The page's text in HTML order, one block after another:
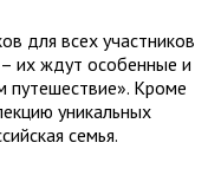
для всех участников
их ждут особенные и
путешествие». Кроме
уникальных
семья.